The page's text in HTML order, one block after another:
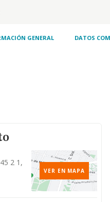
GENERAL DATOS
2 1,
VER EN MAPA